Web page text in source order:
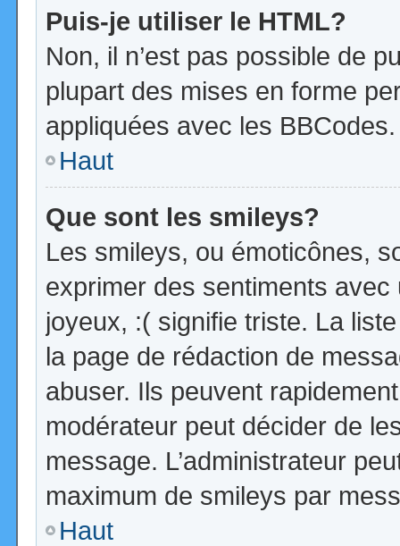
Puis-je utiliser le HTML?
Non, il n’est pas possible de
plupart des mises en forme
appliquées avec les BBCodes.
Haut
Que sont les smileys?
Les smileys, ou émoticônes,
exprimer des sentiments
joyeux, :( signifie triste. La
la page de rédaction de
abuser. Ils peuvent
modérateur peut décider de
message. L’administrateur
maximum de smileys par
Haut